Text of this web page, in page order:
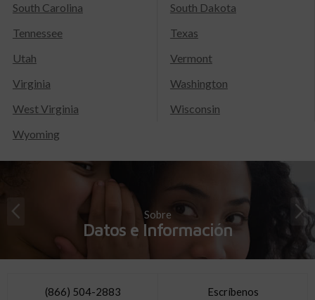
South Carolina
South Dakota
Tennessee
Texas
Utah
Vermont
Virginia
Washington
West Virginia
Wisconsin
Wyoming
Sobre
Datos e Información
(866) 504-2883 Escríbenos